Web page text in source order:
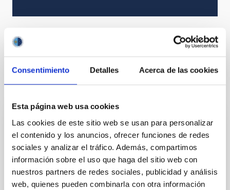
Consentimiento Detalles Acerca de las cookies
Esta página web usa cookies
Las cookies de este sitio web se usan para personalizar
el contenido y los anuncios, ofrecer funciones de redes
sociales y analizar el tráfico. Además, compartimos
información sobre el uso que haga del sitio web con
nuestros partners de redes sociales, publicidad y análisis
web, quienes pueden combinarla con otra información
Formación y Evolución de Galaxias (FYEG)
Te puede interesar
CON ÁRBITRO
Magnetic Field Alignment with Dense
Cores in the Transition between Cloud and
Core Scales
In a magnetically dominated model of star formation,